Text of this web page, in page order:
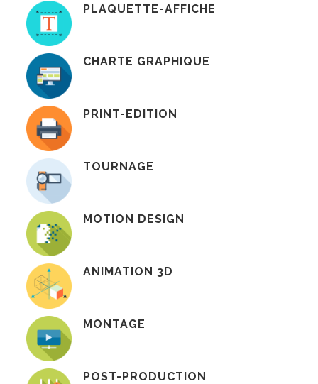
PLAQUETTE-AFFICHE
CHARTE GRAPHIQUE
PRINT-EDITION
TOURNAGE
MOTION DESIGN
ANIMATION 3D
MONTAGE
POST-PRODUCTION